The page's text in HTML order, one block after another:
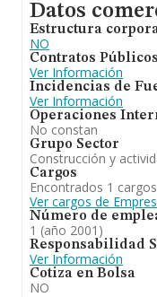
Datos
Estructura
NO
Contratos
Ver Información
Incidencias de
Ver Información
Operaciones
No constan
Grupo Sector
Construcción y
Cargos
Encontrados 1
Ver cargos de
Número de
1 (año 2001)
Responsabilidad
Ver Información
Cotiza en Bolsa
NO